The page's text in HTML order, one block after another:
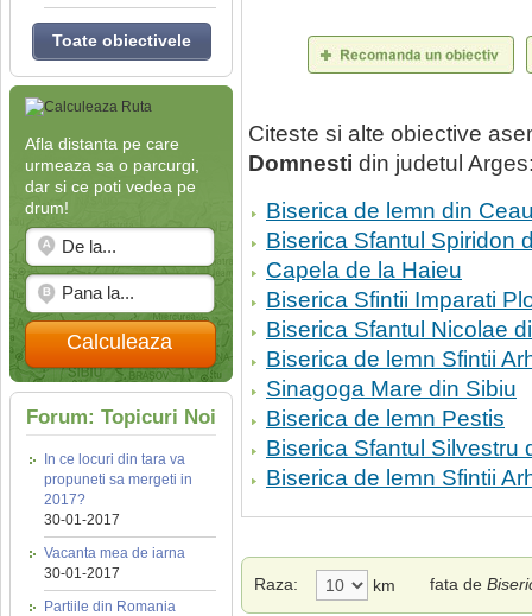
Toate obiectivele
Afla distanta pe care
urmeaza sa o parcurgi,
dar si ce poti vedea pe
drum!
Calculeaza
Forum: Topicuri Noi
In ce locuri din tara va
propuneti sa mergeti in
2017?
30-01-2017
Vacanta mea de iarna
30-01-2017
Partiile din Romania
Citeste si alte obiective
Domnesti din judetul
Biserica de lemn din
Biserica Sfantul Spiridon
Capela de la Haieu
Biserica Sfintii Imparati
Biserica Sfantul Nicolae
Biserica de lemn Sfintii
Sinagoga Mare din Sibiu
Biserica de lemn Pestis
Biserica Sfantul Silvestru
Biserica de lemn Sfintii
Raza: km fata de